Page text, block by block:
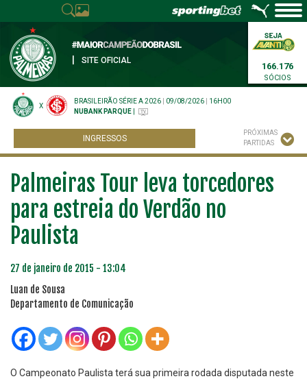
SITE OFICIAL
166.176
SÓCIOS
X
BRASILEIRÃO SÉRIE A 2026 09/08/2026
16H00
NUBANK PARQUE
INGRESSOS
PRÓXIMAS
PARTIDAS
Palmeiras Tour leva torcedores
para estreia do Verdão no
Paulista
27 de janeiro de 2015 - 13:04
Luan de Sousa
Departamento de Comunicação
O Campeonato Paulista terá sua primeira rodada disputada neste